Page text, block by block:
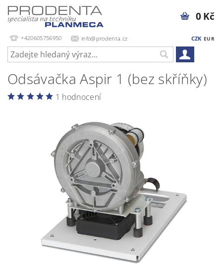
+420605756950 info@prodenta.cz CZK EUR
0 Kč
Odsávačka Aspir 1 (bez skříňky)
1 hodnocení